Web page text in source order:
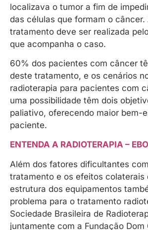
localizava o tumor a fim de
das células que formam o
tratamento deve ser realizada
que acompanha o caso.
60% dos pacientes com câncer
deste tratamento, e os cenários
radioterapia para pacientes com
uma possibilidade têm dois
paliativo, oferecendo maior bem-
paciente.
ENTENDA A RADIOTERAPIA –
Além dos fatores dificultantes
tratamento e os efeitos colaterais
estrutura dos equipamentos
problema para o tratamento
Sociedade Brasileira de
juntamente com a Fundação Dom